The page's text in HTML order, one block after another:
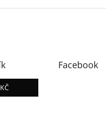
Facebook